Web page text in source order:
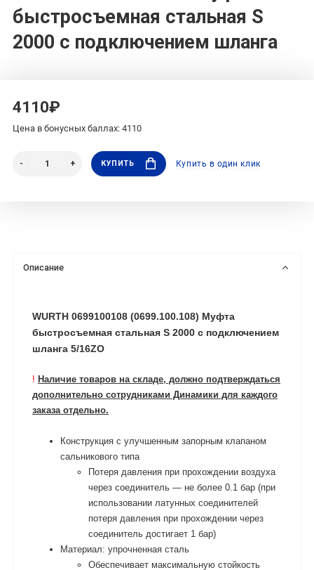
быстросъемная стальная S
2000 с подключением шланга
4110₽
Цена в бонусных баллах: 4110
КУПИТЬ Купить в один клик
Описание
WURTH 0699100108 (0699.100.108) Муфта
быстросъемная стальная S 2000 с подключением
шланга 5/16ZO
! Наличие товаров на складе, должно подтверждаться
дополнительно сотрудниками Динамики для каждого
заказа отдельно.
Конструкция с улучшенным запорным клапаном
сальникового типа
Потеря давления при прохождении воздуха
через соединитель — не более 0.1 бар (при
использовании латунных соединителей
потеря давления при прохождении через
соединитель достигает 1 бар)
Материал: упрочненная сталь
Обеспечивает максимальную стойкость